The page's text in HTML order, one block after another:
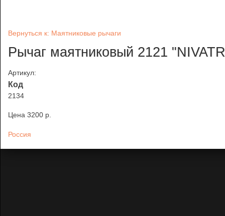
Вернуться к: Маятниковые рычаги
Рычаг маятниковый 2121
Артикул:
Код
2134
Цена 3200 p.
Россия